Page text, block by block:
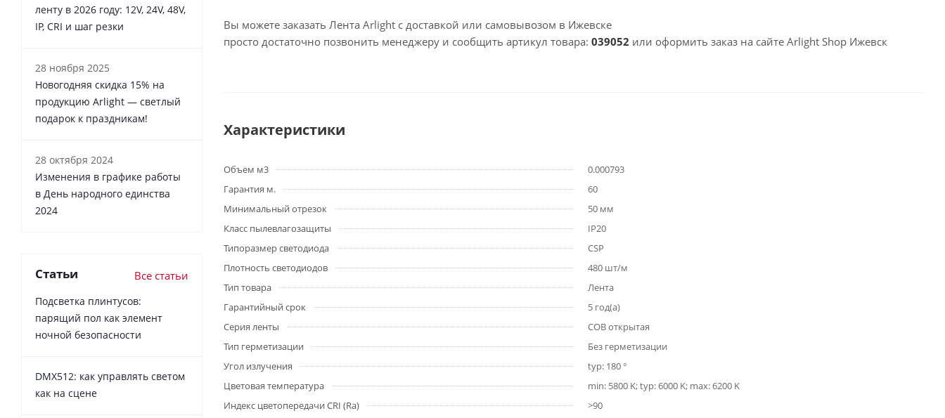
Вы можете заказать Лента Arlight с доставкой или самовывозом в Ижевске
просто достаточно позвонить менеджеру и сообщить артикул товара: 039052 или оформить заказ на сайте Arlight Shop Ижевск
Характеристики
Объем м3
0.000793
Гарантия м.
60
Минимальный отрезок
50 мм
Класс пылевлагозащиты
IP20
Типоразмер светодиода
CSP
Плотность светодиодов
480 шт/м
Тип товара
Лента
Гарантийный срок
5 год(а)
Серия ленты
COB открытая
Тип герметизации
Без герметизации
Угол излучения
typ: 180 °
Цветовая температура
min: 5800 K; typ: 6000 K; max: 6200 K
Индекс цветопередачи CRI (Ra)
>90
ленту в 2026 году: 12V, 24V, 48V,
IP, CRI и шаг резки
28 ноября 2025
Новогодняя скидка 15% на
продукцию Arlight — светлый
подарок к праздникам!
28 октября 2024
Изменения в графике работы
в День народного единства
2024
Статьи Все статьи
Подсветка плинтусов:
парящий пол как элемент
ночной безопасности
DMX512: как управлять светом
как на сцене